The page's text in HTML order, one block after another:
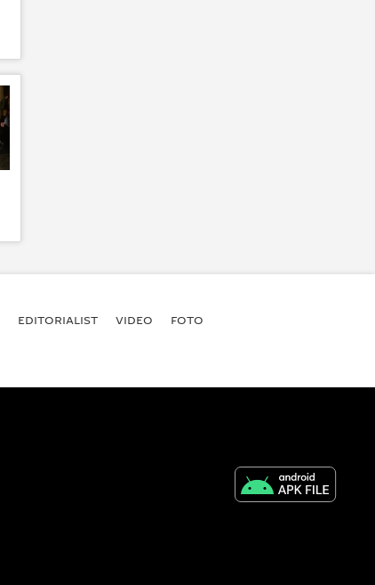
EDITORIALIST VIDEO FOTO